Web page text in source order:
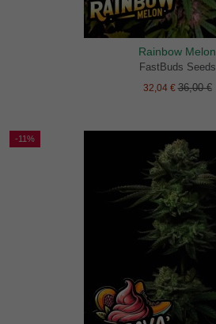
Rainbow Melon
FastBuds Seeds
32,04 €36,00 €
-11%